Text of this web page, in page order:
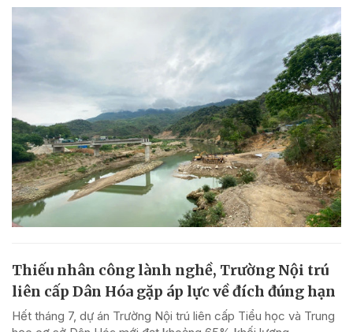
Thiếu nhân công lành nghề, Trường Nội trú
liên cấp Dân Hóa gặp áp lực về đích đúng hạn
Hết tháng 7, dự án Trường Nội trú liên cấp Tiểu học và Trung